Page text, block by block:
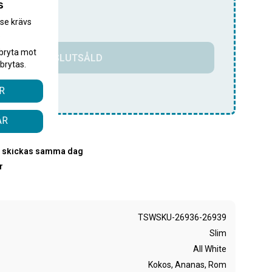
SLUTSÅLD
dosor
samma dag
TSWSKU-26936-26939
Slim
All White
Kokos, Ananas, Rom
krävs
mot